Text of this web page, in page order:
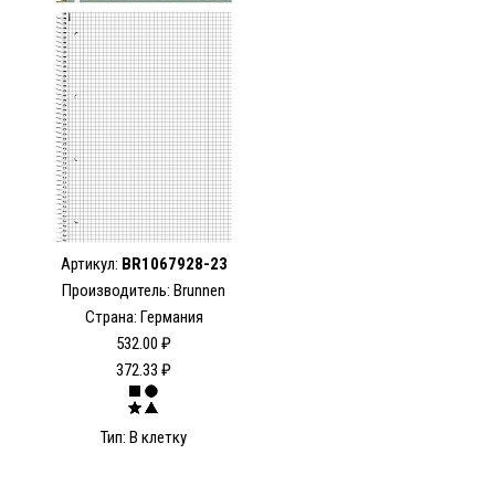
Артикул: BR1067928-23
Производитель: Brunnen
Страна: Германия
532.00 ₽
372.33 ₽
Тип: В клетку